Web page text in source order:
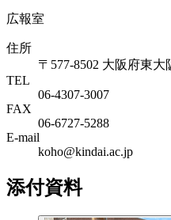
広報室
住所
〒577-8502 大阪府東大
TEL
06‐4307‐3007
FAX
06‐6727‐5288
E-mail
koho@kindai.ac.jp
添付資料